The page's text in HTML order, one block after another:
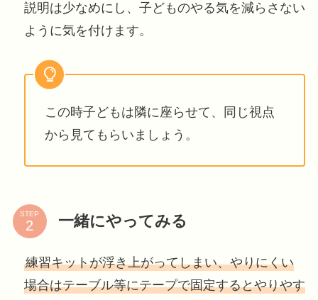
説明は少なめにし、子どものやる気を減らさない
ように気を付けます。
この時子どもは隣に座らせて、同じ視点
から見てもらいましょう。
STEP 一緒にやってみる
練習キットが浮き上がってしまい、やりにくい
場合はテーブル等にテープで固定するとやりやす